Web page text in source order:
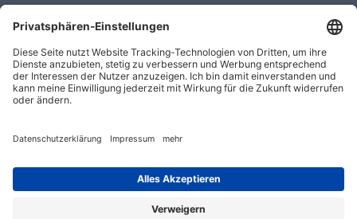
ALLGEMEIN
Kontakt
AGBs